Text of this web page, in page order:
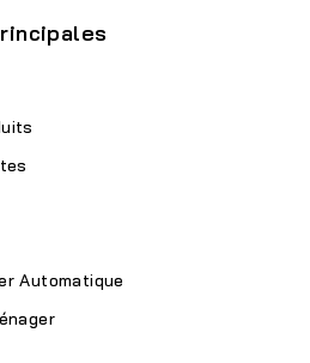
Automatique